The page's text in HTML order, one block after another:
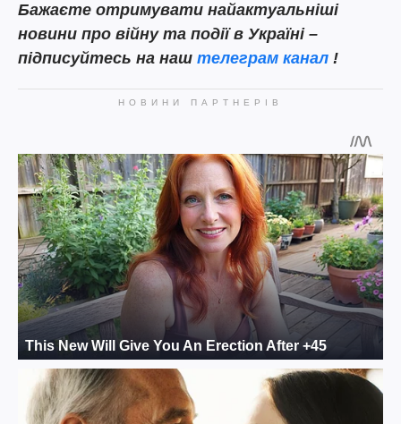
Бажаєте отримувати найактуальніші
новини про війну та події в Україні –
підписуйтесь на наш телеграм канал !